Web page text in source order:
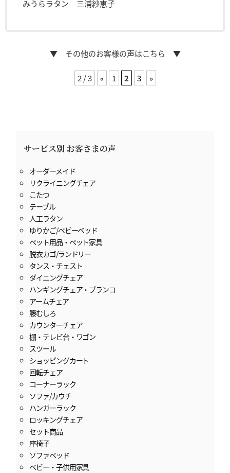
サービス別 お客さまの声
オーダーメイド
リクライニングチェア
こたつ
テーブル
人工ラタン
ゆりかご/ベビーベッド
ペット用品・ペット家具
脱衣カゴ/ランドリー
タンス・チェスト
ダイニングチェア
ハンギングチェア・ブランコ
アームチェア
籐むしろ
カウンターチェア
棚・テレビ台・ワゴン
スツール
ショッピングカート
回転チェア
コーナーラック
ソファ/カウチ
ハンガーラック
ロッキングチェア
セット商品
座椅子
ソファベッド
ベビー・子供用家具
みうらラタン 三浦紗恵子
▼ その他のお客様の声はこちら ▼
2 / 3 « 1 2 3 »